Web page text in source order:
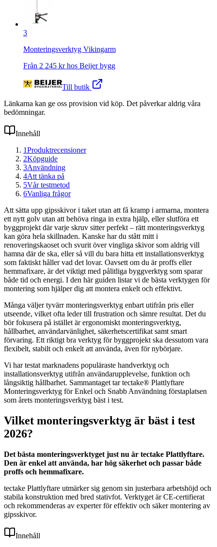
3
Monteringsverktyg Vikingarm
Från 2 245 kr hos Beijer bygg
Till butik
Länkarna kan ge oss provision vid köp. Det påverkar aldrig våra
bedömningar.
Innehåll
1Produktrecensioner
2Köpguide
3Användning
4Att tänka på
5Vår testmetod
6Vanliga frågor
Att sätta upp gipsskivor i taket utan att få kramp i armarna, montera
ett nytt golv utan att behöva ringa in extra hjälp, eller slutföra ett
byggprojekt där varje skruv sitter perfekt – rätt monteringsverktyg
kan göra hela skillnaden. Kanske har du stått mitt i
renoveringskaoset och svurit över vingliga skivor som aldrig vill
hamna där de ska, eller så vill du bara hitta ett installationsverktyg
som faktiskt håller vad det lovar. Oavsett om du är proffs eller
hemmafixare, är det viktigt med pålitliga byggverktyg som sparar
både tid och energi. I den här guiden listar vi de bästa verktygen för
montering som hjälper dig att montera enkelt och effektivt.
Många väljer tyvärr monteringsverktyg enbart utifrån pris eller
utseende, vilket ofta leder till frustration och sämre resultat. Det du
bör fokusera på istället är ergonomiskt monteringsverktyg,
hållbarhet, användarvänlighet, säkerhetscertifikat samt smart
förvaring. Ett riktigt bra verktyg för byggprojekt ska dessutom vara
flexibelt, stabilt och enkelt att använda, även för nybörjare.
Vi har testat marknadens populäraste handverktyg och
installationsverktyg utifrån användarupplevelse, funktion och
långsiktig hållbarhet. Sammantaget tar tectake® Plattlyftare
Monteringsverktyg för Enkel och Snabb Användning förstaplatsen
som årets monteringsverktyg bäst i test.
Vilket monteringsverktyg är bäst i test
2026?
Det bästa monteringsverktyget just nu är tectake Plattlyftare.
Den är enkel att använda, har hög säkerhet och passar både
proffs och hemmafixare.
tectake Plattlyftare utmärker sig genom sin justerbara arbetshöjd och
stabila konstruktion med bred stativfot. Verktyget är CE-certifierat
och rekommenderas av experter för effektiv och säker montering av
gipsskivor.
Innehåll